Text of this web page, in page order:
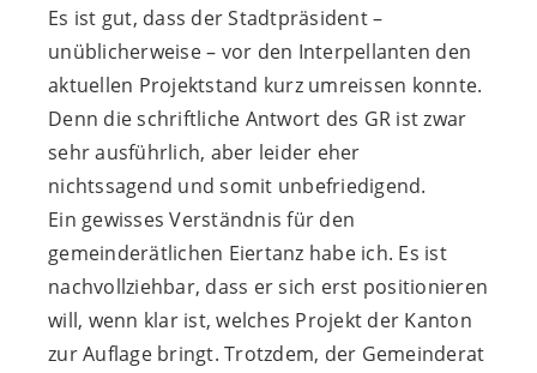
Es ist gut, dass der Stadtpräsident –
unüblicherweise – vor den Interpellanten den
aktuellen Projektstand kurz umreissen konnte.
Denn die schriftliche Antwort des GR ist zwar
sehr ausführlich, aber leider eher
nichtssagend und somit unbefriedigend.
Ein gewisses Verständnis für den
gemeinderätlichen Eiertanz habe ich. Es ist
nachvollziehbar, dass er sich erst positionieren
will, wenn klar ist, welches Projekt der Kanton
zur Auflage bringt. Trotzdem, der Gemeinderat